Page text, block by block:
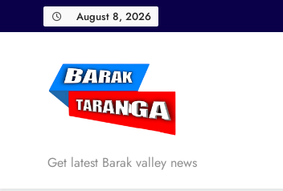
to
August 8, 2026
Barak Taranga
Get latest Barak valley news